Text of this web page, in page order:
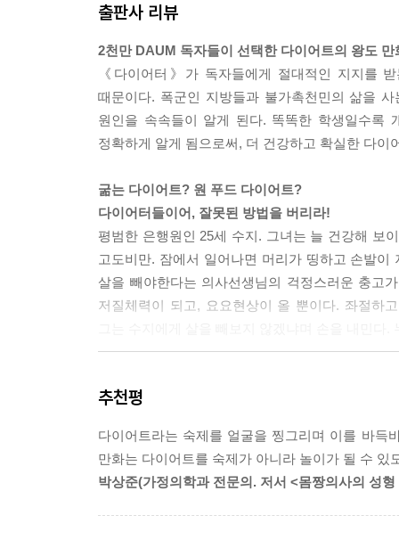
출판사 리뷰
2천만 DAUM 독자들이 선택한 다이어트의 왕도 만
《다이어터》가 독자들에게 절대적인 지지를
때문이다. 폭군인 지방들과 불가촉천민의 삶을
원인을 속속들이 알게 된다. 똑똑한 학생일수록
정확하게 알게 됨으로써, 더 건강하고 확실한 다이
굶는 다이어트? 원 푸드 다이어트?
다이어터들이어, 잘못된 방법을 버리라!
평범한 은행원인 25세 수지. 그녀는 늘 건강해 보
고도비만. 잠에서 일어나면 머리가 띵하고 손발
살을 빼야한다는 의사선생님의 걱정스러운 충고
저질체력이 되고, 요요현상이 올 뿐이다. 좌절하
비만의 원인에서 해결법까지 체계적으로 알게 되는
수지의 생활습관을 면밀히 들여다보면, “살이 빠
고민들이 고스란히 담겨있다. 《다이어터》가
이유는 모두 당신의 생활습관, 식습관 때문이다.
고쳐나가기는 어려운 법. 악마같은 서찬희 트레
추천평
다이어트라는 숙제를 얼굴을 찡그리며 이를 바득
만화는 다이어트를 숙제가 아니라 놀이가 될 수 있
박상준(가정의학과 전문의. 저서 <몸짱의사의 성